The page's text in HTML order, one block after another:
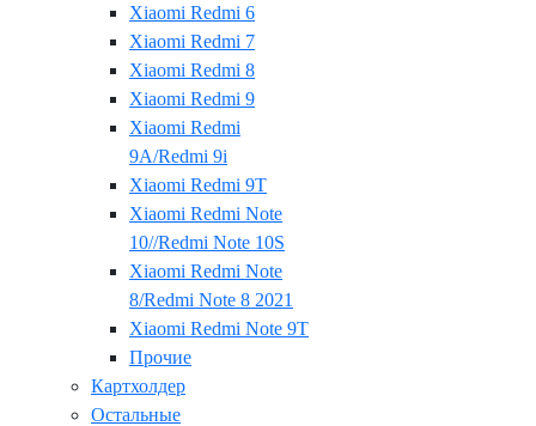
Xiaomi Redmi 6
Xiaomi Redmi 7
Xiaomi Redmi 8
Xiaomi Redmi 9
Xiaomi Redmi
9A/Redmi 9i
Xiaomi Redmi 9T
Xiaomi Redmi Note
10//Redmi Note 10S
Xiaomi Redmi Note
8/Redmi Note 8 2021
Xiaomi Redmi Note 9T
Прочие
Картхолдер
Остальные